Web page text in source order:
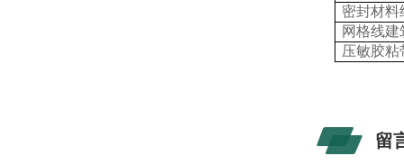
密封材料
网格线
压敏胶粘
留